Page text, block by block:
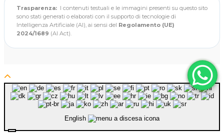
Trasparenza: I contenuti testuali e le immagini presenti su questo sito
sono stati generati o elaborati con il supporto di tecnologie di
Intelligenza Artificiale (AI), ai sensi del Regolamento (UE)
2024/1689 (AI Act).
English